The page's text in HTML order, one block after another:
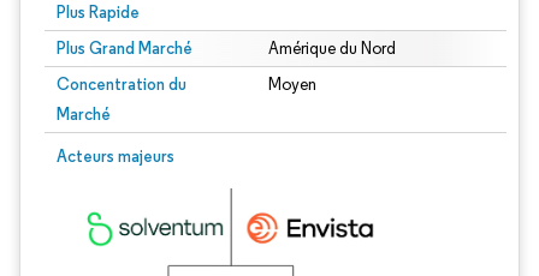
Plus Rapide
Plus Grand Marché Amérique du Nord
Concentration du
Marché
Moyen
Acteurs majeurs
Image © Mordor Intelligence. La réutilisation nécessite une attribution sous CC